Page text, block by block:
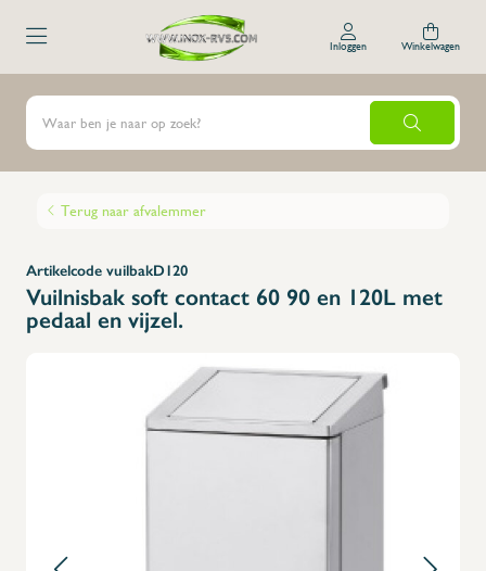
Inloggen Winkelwagen
Terug naar afvalemmer
Artikelcode vuilbakD120
Vuilnisbak soft contact 60 90 en 120L met
pedaal en vijzel.